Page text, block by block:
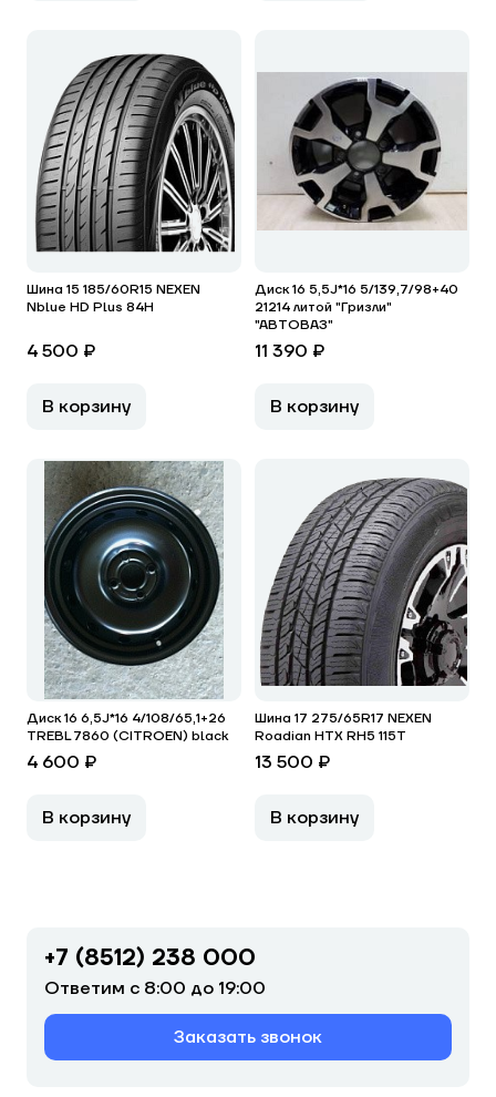
Шина 15 185/60R15 NEXEN
Nblue HD Plus 84H
4 500 ₽
В корзину
Диск 16 5,5J*16 5/139,7/98+40
21214 литой "Гризли"
"АВТОВАЗ"
11 390 ₽
В корзину
Диск 16 6,5J*16 4/108/65,1+26
TREBL 7860 (CITROEN) black
4 600 ₽
В корзину
Шина 17 275/65R17 NEXEN
Roadian HTX RH5 115T
13 500 ₽
В корзину
+7 (8512) 238 000
Ответим с 8:00 до 19:00
Заказать звонок